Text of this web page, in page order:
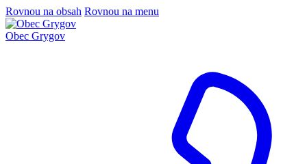
Rovnou na obsah Rovnou na menu
Obec Grygov